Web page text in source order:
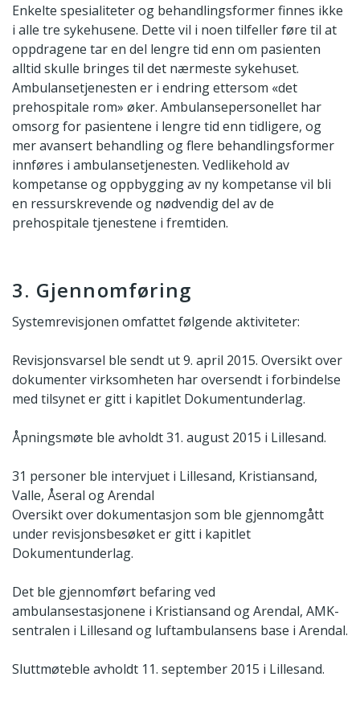
Enkelte spesialiteter og behandlingsformer finnes ikke
i alle tre sykehusene. Dette vil i noen tilfeller føre til at
oppdragene tar en del lengre tid enn om pasienten
alltid skulle bringes til det nærmeste sykehuset.
Ambulansetjenesten er i endring ettersom «det
prehospitale rom» øker. Ambulansepersonellet har
omsorg for pasientene i lengre tid enn tidligere, og
mer avansert behandling og flere behandlingsformer
innføres i ambulansetjenesten. Vedlikehold av
kompetanse og oppbygging av ny kompetanse vil bli
en ressurskrevende og nødvendig del av de
prehospitale tjenestene i fremtiden.
3. Gjennomføring
Systemrevisjonen omfattet følgende aktiviteter:
Revisjonsvarsel ble sendt ut 9. april 2015. Oversikt over
dokumenter virksomheten har oversendt i forbindelse
med tilsynet er gitt i kapitlet Dokumentunderlag.
Åpningsmøte ble avholdt 31. august 2015 i Lillesand.
31 personer ble intervjuet i Lillesand, Kristiansand,
Valle, Åseral og Arendal
Oversikt over dokumentasjon som ble gjennomgått
under revisjonsbesøket er gitt i kapitlet
Dokumentunderlag.
Det ble gjennomført befaring ved
ambulansestasjonene i Kristiansand og Arendal, AMK-
sentralen i Lillesand og luftambulansens base i Arendal.
Sluttmøteble avholdt 11. september 2015 i Lillesand.